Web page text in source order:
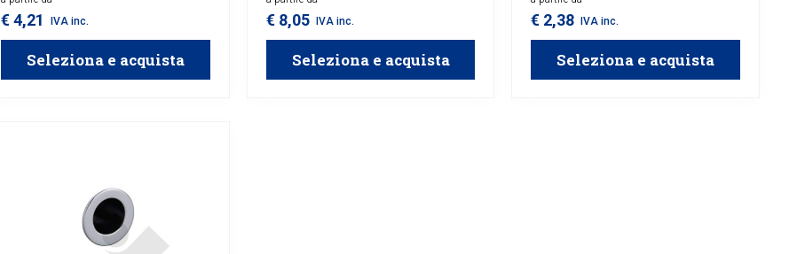
€ 4,21 IVA inc.
Seleziona e acquista
€ 8,05 IVA inc.
Seleziona e acquista
€ 2,38 IVA inc.
Seleziona e acquista